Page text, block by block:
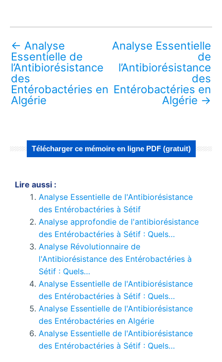
← Analyse
Essentielle de
l’Antibiorésistance
des
Entérobactéries en
Algérie
Analyse Essentielle
de
l’Antibiorésistance
des
Entérobactéries en
Algérie →
Télécharger ce mémoire en ligne PDF (gratuit)
Lire aussi :
Analyse Essentielle de l'Antibiorésistance
des Entérobactéries à Sétif
Analyse approfondie de l'antibiorésistance
des Entérobactéries à Sétif : Quels…
Analyse Révolutionnaire de
l'Antibiorésistance des Entérobactéries à
Sétif : Quels…
Analyse Essentielle de l'Antibiorésistance
des Entérobactéries à Sétif : Quels…
Analyse Essentielle de l'Antibiorésistance
des Entérobactéries en Algérie
Analyse Essentielle de l'Antibiorésistance
des Entérobactéries à Sétif : Quels…